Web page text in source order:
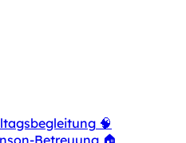
🧠
Betreuung 🏠